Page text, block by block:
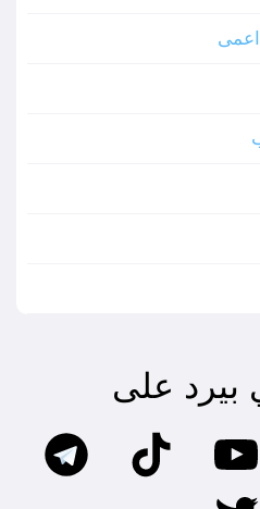
بيرد على